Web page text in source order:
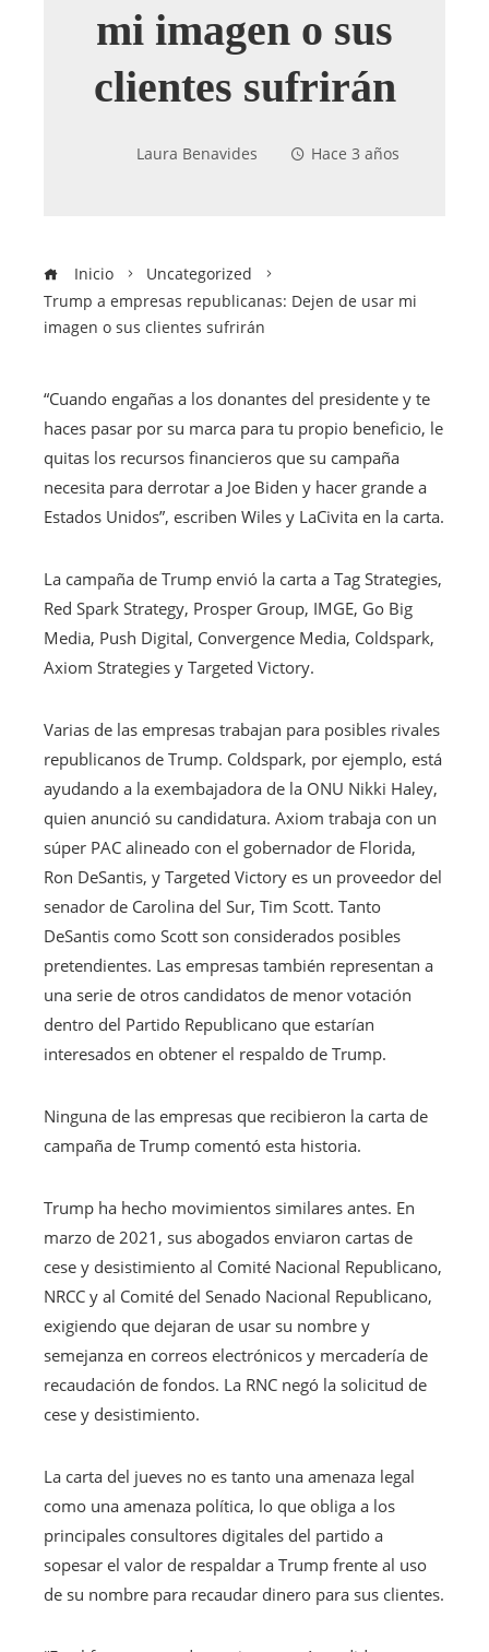
mi imagen o sus
clientes sufrirán
Laura Benavides Hace 3 años
Inicio
Uncategorized
Trump a empresas republicanas: Dejen de usar mi
imagen o sus clientes sufrirán
“Cuando engañas a los donantes del presidente y te
haces pasar por su marca para tu propio beneficio, le
quitas los recursos financieros que su campaña
necesita para derrotar a Joe Biden y hacer grande a
Estados Unidos”, escriben Wiles y LaCivita en la carta.
La campaña de Trump envió la carta a Tag Strategies,
Red Spark Strategy, Prosper Group, IMGE, Go Big
Media, Push Digital, Convergence Media, Coldspark,
Axiom Strategies y Targeted Victory.
Varias de las empresas trabajan para posibles rivales
republicanos de Trump. Coldspark, por ejemplo, está
ayudando a la exembajadora de la ONU Nikki Haley,
quien anunció su candidatura. Axiom trabaja con un
súper PAC alineado con el gobernador de Florida,
Ron DeSantis, y Targeted Victory es un proveedor del
senador de Carolina del Sur, Tim Scott. Tanto
DeSantis como Scott son considerados posibles
pretendientes. Las empresas también representan a
una serie de otros candidatos de menor votación
dentro del Partido Republicano que estarían
interesados ​​en obtener el respaldo de Trump.
Ninguna de las empresas que recibieron la carta de
campaña de Trump comentó esta historia.
Trump ha hecho movimientos similares antes. En
marzo de 2021, sus abogados enviaron cartas de
cese y desistimiento al Comité Nacional Republicano,
NRCC y al Comité del Senado Nacional Republicano,
exigiendo que dejaran de usar su nombre y
semejanza en correos electrónicos y mercadería de
recaudación de fondos. La RNC negó la solicitud de
cese y desistimiento.
La carta del jueves no es tanto una amenaza legal
como una amenaza política, lo que obliga a los
principales consultores digitales del partido a
sopesar el valor de respaldar a Trump frente al uso
de su nombre para recaudar dinero para sus clientes.